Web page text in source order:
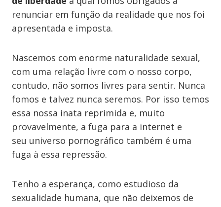
renunciar em função da realidade que nos foi
apresentada e imposta.
Nascemos com enorme naturalidade sexual,
com uma relação livre com o nosso corpo,
contudo, não somos livres para sentir. Nunca
fomos e talvez nunca seremos. Por isso temos
essa nossa inata reprimida e, muito
provavelmente, a fuga para a internet e
seu universo pornográfico também é uma
fuga à essa repressão.
Tenho a esperança, como estudioso da
sexualidade humana, que não deixemos de